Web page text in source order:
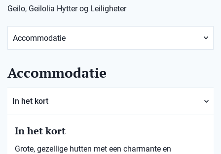
Geilo, Geilolia Hytter og Leiligheter
Accommodatie
In het kort
In het kort
Grote, gezellige hutten met een charmante en